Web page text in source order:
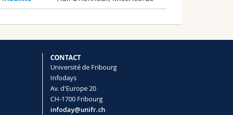
CONTACT
Université de Fribourg
Infodays
Av. d'Europe 20
CH-1700 Fribourg
infoday@unifr.ch